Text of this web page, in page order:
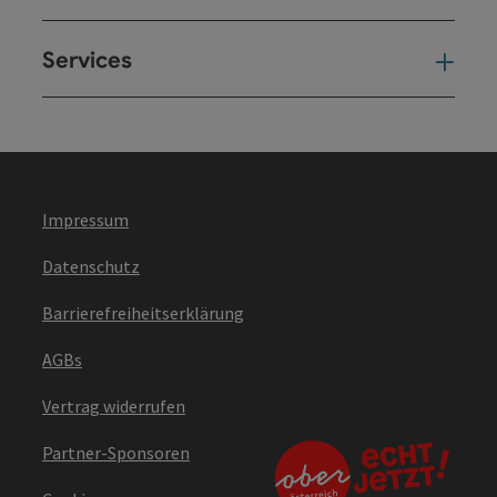
Services
Impressum
Datenschutz
Barrierefreiheitserklärung
AGBs
Vertrag widerrufen
Partner-Sponsoren